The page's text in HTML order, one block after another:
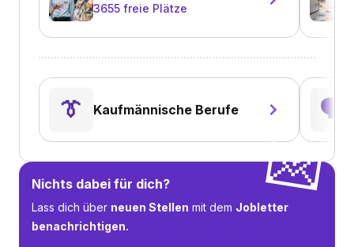
3655 freie Plätze
👔 Kaufmännische Berufe 🗣️
💌
Nichts dabei für dich?
Lass dich über neuen Stellen mit dem Jobletter
benachrichtigen.